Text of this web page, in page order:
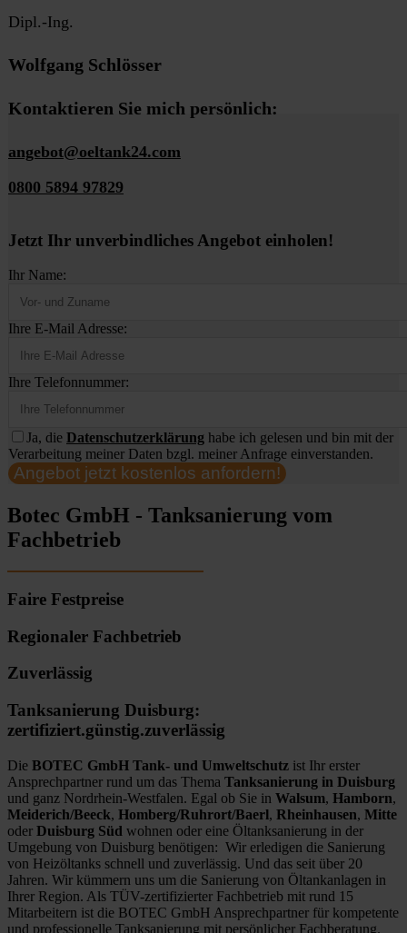
Dipl.-Ing.
Wolfgang Schlösser
Kontaktieren Sie mich persönlich:
angebot@oeltank24.com
0800 5894 97829
Jetzt Ihr unverbindliches Angebot einholen!
Ihr Name:
Ihre E-Mail Adresse:
Ihre Telefonnummer:
Ja, die Datenschutzerklärung habe ich gelesen und bin mit der
Verarbeitung meiner Daten bzgl. meiner Anfrage einverstanden.
Angebot jetzt kostenlos anfordern!
Botec GmbH - Tanksanierung vom
Fachbetrieb
Faire Festpreise
Regionaler Fachbetrieb
Zuverlässig
Tanksanierung Duisburg:
zertifiziert.günstig.zuverlässig
Die BOTEC GmbH Tank- und Umweltschutz ist Ihr erster
Ansprechpartner rund um das Thema Tanksanierung in Duisburg
und ganz Nordrhein-Westfalen. Egal ob Sie in Walsum, Hamborn,
Meiderich/Beeck, Homberg/Ruhrort/Baerl, Rheinhausen, Mitte
oder Duisburg Süd wohnen oder eine Öltanksanierung in der
Umgebung von Duisburg benötigen: Wir erledigen die Sanierung
von Heizöltanks schnell und zuverlässig. Und das seit über 20
Jahren. Wir kümmern uns um die Sanierung von Öltankanlagen in
Ihrer Region. Als TÜV-zertifizierter Fachbetrieb mit rund 15
Mitarbeitern ist die BOTEC GmbH Ansprechpartner für kompetente
und professionelle Tanksanierung mit persönlicher Fachberatung.